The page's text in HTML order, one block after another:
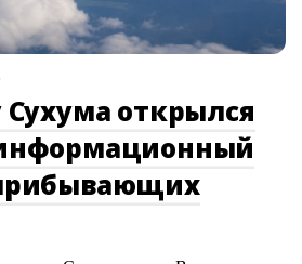
Сухума открылся